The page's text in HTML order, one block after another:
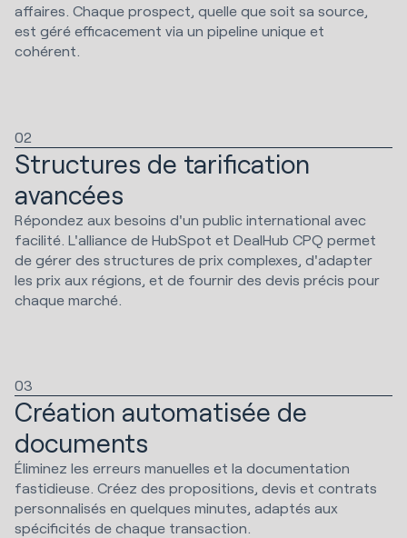
affaires. Chaque prospect, quelle que soit sa source,
est géré efficacement via un pipeline unique et
cohérent.
02
Structures de tarification
avancées
Répondez aux besoins d'un public international avec
facilité. L'alliance de HubSpot et DealHub CPQ permet
de gérer des structures de prix complexes, d'adapter
les prix aux régions, et de fournir des devis précis pour
chaque marché.
03
Création automatisée de
documents
Éliminez les erreurs manuelles et la documentation
fastidieuse. Créez des propositions, devis et contrats
personnalisés en quelques minutes, adaptés aux
spécificités de chaque transaction.